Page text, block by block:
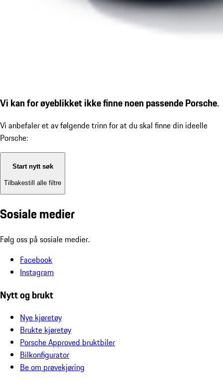
Vi kan for øyeblikket ikke finne noen passende Porsche.
Vi anbefaler et av følgende trinn for at du skal finne din ideelle
Porsche:
Start nytt søk
Tilbakestill alle filtre
Sosiale medier
Følg oss på sosiale medier.
Facebook
Instagram
Nytt og brukt
Nye kjøretøy
Brukte kjøretøy
Porsche Approved bruktbiler
Bilkonfigurator
Be om prøvekjøring